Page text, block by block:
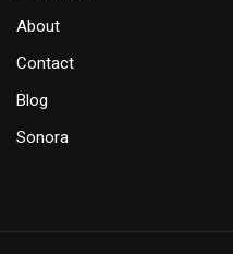
About
Contact
Blog
Sonora